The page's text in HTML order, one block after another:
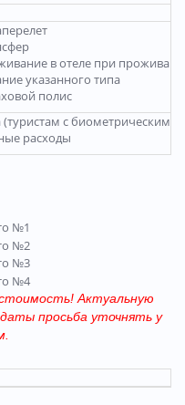
в отеле при
указанного типа
полис
(туристам с биометрическими
расходы
Актуальную
просьба уточнять у